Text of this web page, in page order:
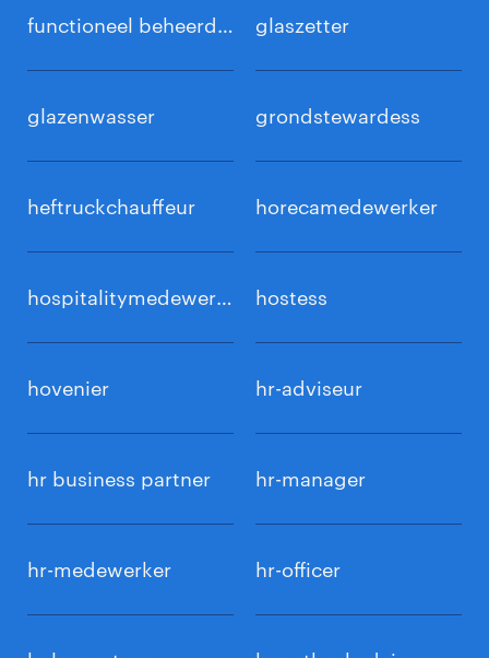
functioneel beheerder glaszetter
glazenwasser grondstewardess
heftruckchauffeur horecamedewerker
hospitalitymedewerker hostess
hovenier hr-adviseur
hr business partner hr-manager
hr-medewerker hr-officer